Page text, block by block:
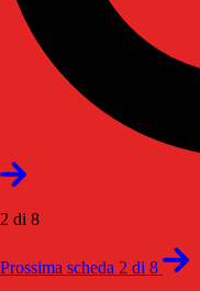
2 di 8
Prossima scheda 2 di 8